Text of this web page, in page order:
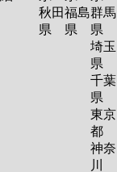
秋田
県
福島
県
群馬
県
埼玉
県
千葉
県
東京
都
神奈
川